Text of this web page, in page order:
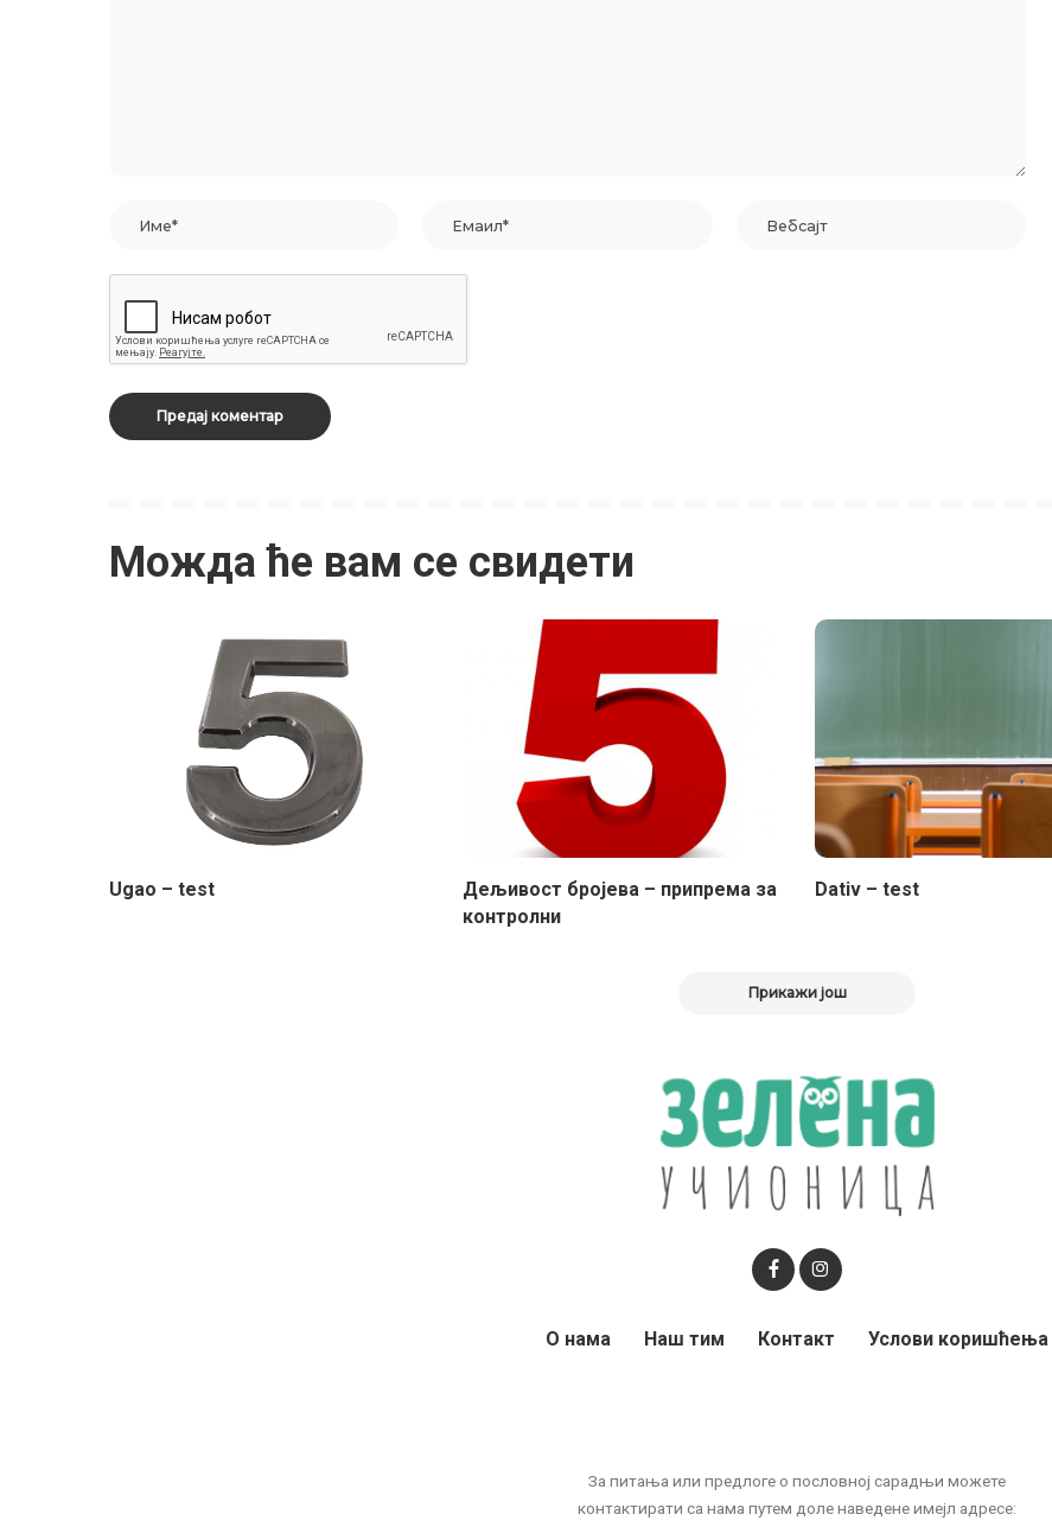
Можда ће вам се свидети
Ugao – test
Дељивост бројева – припрема за
контролни
Dativ – test
Прикажи још
За питања или предлоге о пословној сарадњи можете
контактирати са нама путем доле наведене имејл адресе:
О нама Наш тим Контакт Услови коришћења